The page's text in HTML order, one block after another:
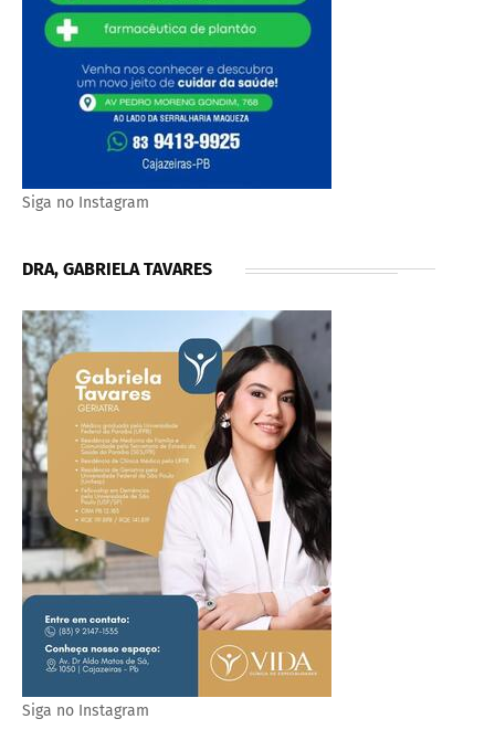
Siga no Instagram
DRA, GABRIELA TAVARES
Siga no Instagram